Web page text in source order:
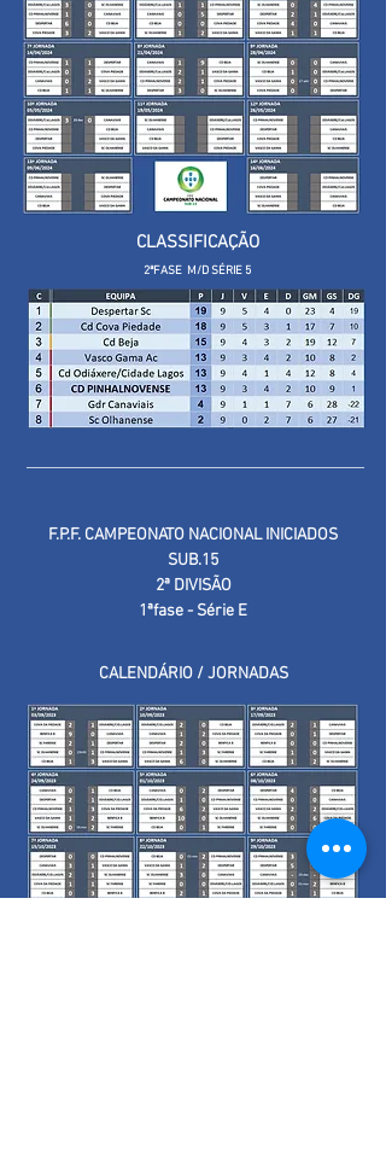
CLASSIFICAÇÃO
2ªFASE M/D SÉRIE 5
F.P.F. CAMPEONATO NACIONAL INICIADOS
SUB.15
2ª DIVISÃO
1ªfase - Série E
CALENDÁRIO / JORNADAS